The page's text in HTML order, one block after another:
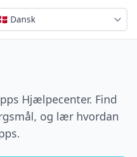
Hjælpecenter. Find
og lær hvordan